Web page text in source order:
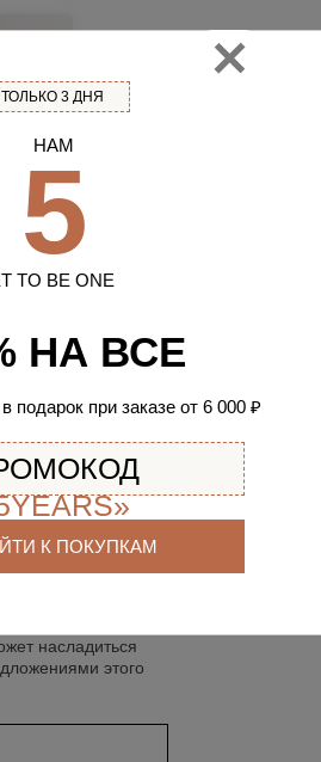
НА ВСЕ
5
подарок при заказе от 6 000 ₽
НАМ
TO BE ONE
К ПОКУПКАМ
ТОЛЬКО 3 ДНЯ
И
РЕМЕНЬ ИЗ
КОЖИ С ОВАЛЬНОЙ
насладиться
этого